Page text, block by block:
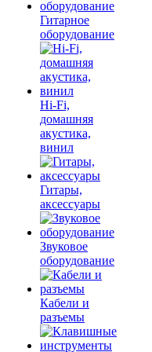
Гитарное
оборудование
Hi-Fi,
домашняя
акустика,
винил
Гитары,
аксессуары
Звуковое
оборудование
Кабели и
разъемы